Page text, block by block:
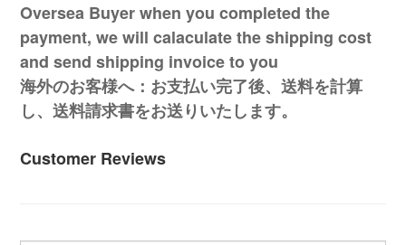
Oversea Buyer when you completed the
payment, we will calaculate the shipping cost
and send shipping invoice to you
海外のお客様へ：お支払い完了後、送料を計算
し、送料請求書をお送りいたします。
Customer Reviews